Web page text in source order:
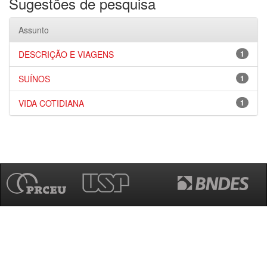
Assunto
1
DESCRIÇÃO E VIAGENS
1
SUÍNOS
1
VIDA COTIDIANA